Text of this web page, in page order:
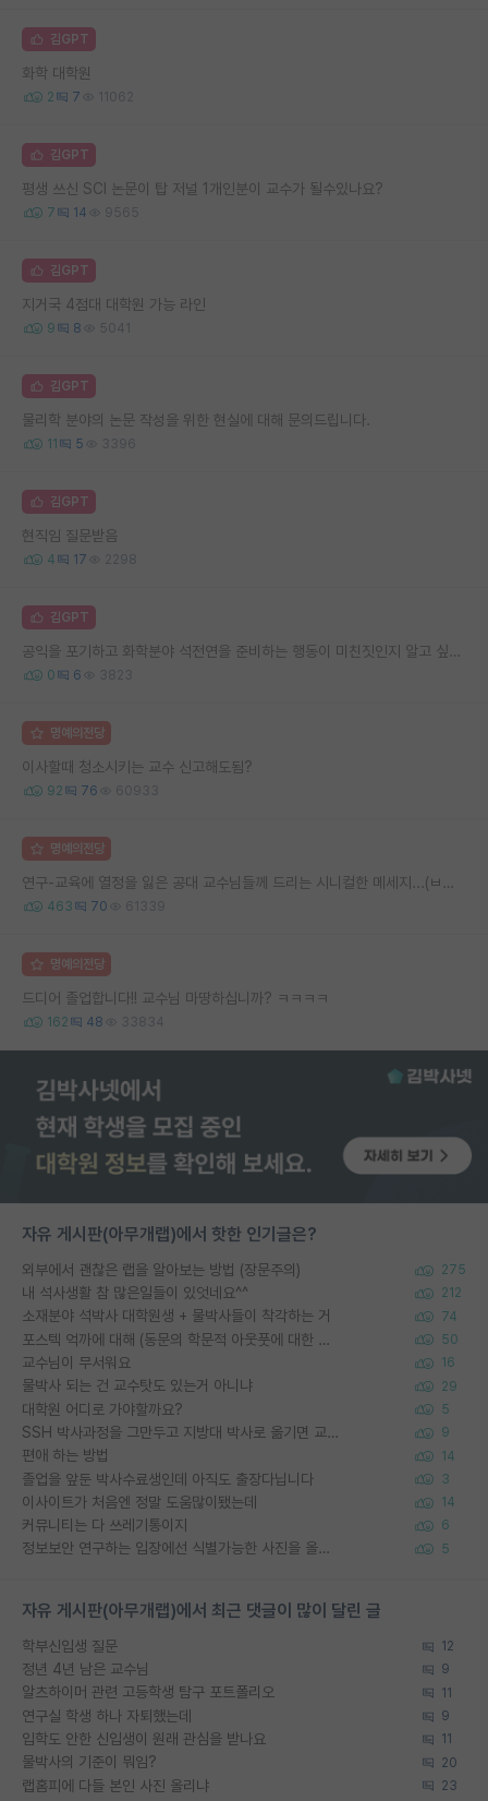
김GPT
화학 대학원
2 7 11062
김GPT
평생 쓰신 SCI 논문이 탑 저널 1개인분이 교수가 될수있나요?
7 14 9565
김GPT
지거국 4점대 대학원 가능 라인
9 8 5041
김GPT
물리학 분야의 논문 작성을 위한 현실에 대해 문의드립니다.
11 5 3396
김GPT
현직임 질문받음
4 17 2298
김GPT
공익을 포기하고 화학분야 석전연을 준비하는 행동이 미친짓인지 알고 싶습니다.
0 6 3823
명예의전당
이사할때 청소시키는 교수 신고해도됨?
92 76 60933
명예의전당
연구-교육에 열정을 잃은 공대 교수님들께 드리는 시니컬한 메세지...(ㅂㄷㅂㄷ)
463 70 61339
명예의전당
드디어 졸업합니다!! 교수님 마땅하십니까? ㅋㅋㅋㅋ
162 48 33834
자유 게시판(아무개랩)에서 핫한 인기글은?
외부에서 괜찮은 랩을 알아보는 방법 (장문주의) 275
내 석사생활 참 많은일들이 있엇네요^^ 212
소재분야 석박사 대학원생 + 물박사들이 착각하는 거 74
포스텍 억까에 대해 (동문의 학문적 아웃풋에 대한 반박) 50
교수님이 무서워요 16
물박사 되는 건 교수탓도 있는거 아니냐 29
대학원 어디로 가야할까요? 5
SSH 박사과정을 그만두고 지방대 박사로 옮기면 교수의 꿈은 끝일까요? 9
편애 하는 방법 14
졸업을 앞둔 박사수료생인데 아직도 출장다닙니다 3
이사이트가 처음엔 정말 도움많이됐는데 14
커뮤니티는 다 쓰레기통이지 6
정보보안 연구하는 입장에선 식별가능한 사진을 올리는건 비추이긴함 5
자유 게시판(아무개랩)에서 최근 댓글이 많이 달린 글
학부신입생 질문 12
정년 4년 남은 교수님 9
알츠하이머 관련 고등학생 탐구 포트폴리오 11
연구실 학생 하나 자퇴했는데 9
입학도 안한 신입생이 원래 관심을 받나요 11
물박사의 기준이 뭐임? 20
랩홈피에 다들 본인 사진 올리냐 23